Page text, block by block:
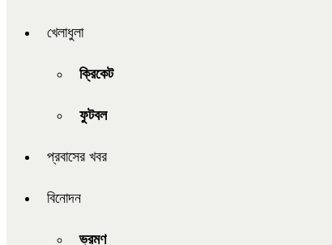
খেলাধুলা
ক্রিকেট
ফুটবল
প্রবাসের খবর
বিনোদন
ভ্রমণ